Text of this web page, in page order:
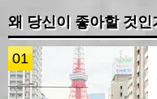
왜 당신이 좋아할 것인
01